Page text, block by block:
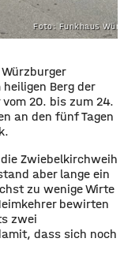
Foto: Funkhaus
Berg der
20. bis zum 24.
an den fünf Tagen
Zwiebelkirchweih
aber lange ein
zu wenige Wirte
bewirten
zwei
dass sich noch